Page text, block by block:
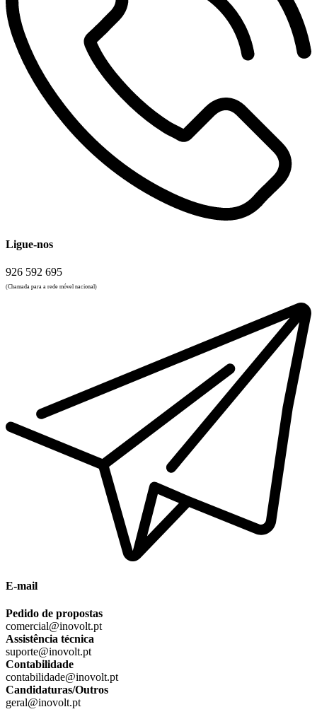
Ligue-nos
926 592 695
(Chamada para a rede móvel nacional)
E-mail
Pedido de propostas
comercial@inovolt.pt
Assistência técnica
suporte@inovolt.pt
Contabilidade
contabilidade@inovolt.pt
Candidaturas/Outros
geral@inovolt.pt